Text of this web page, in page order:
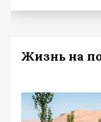
Жизнь на